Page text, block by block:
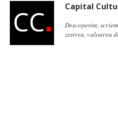
Capital
Descoperim,
zestrea, valoarea